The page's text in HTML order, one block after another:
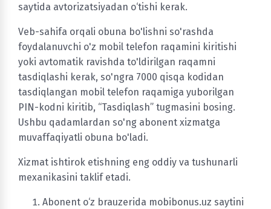
saytida avtorizatsiyadan o‘tishi kerak.
Veb-sahifa orqali obuna bo'lishni so'rashda
foydalanuvchi o'z mobil telefon raqamini kiritishi
yoki avtomatik ravishda to'ldirilgan raqamni
tasdiqlashi kerak, so'ngra 7000 qisqa kodidan
tasdiqlangan mobil telefon raqamiga yuborilgan
PIN-kodni kiritib, “Tasdiqlash” tugmasini bosing.
Ushbu qadamlardan so'ng abonent xizmatga
muvaffaqiyatli obuna bo'ladi.
Xizmat ishtirok etishning eng oddiy va tushunarli
mexanikasini taklif etadi.
Abonent o‘z brauzerida mobibonus.uz saytini